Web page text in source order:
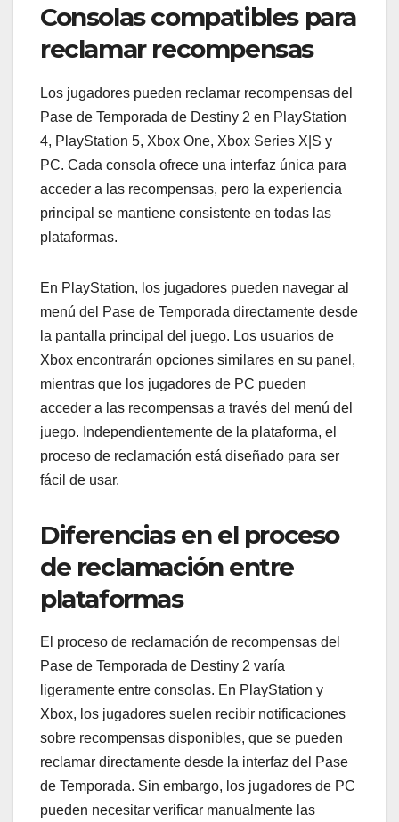
Consolas compatibles para
reclamar recompensas
Los jugadores pueden reclamar recompensas del
Pase de Temporada de Destiny 2 en PlayStation
4, PlayStation 5, Xbox One, Xbox Series X|S y
PC. Cada consola ofrece una interfaz única para
acceder a las recompensas, pero la experiencia
principal se mantiene consistente en todas las
plataformas.
En PlayStation, los jugadores pueden navegar al
menú del Pase de Temporada directamente desde
la pantalla principal del juego. Los usuarios de
Xbox encontrarán opciones similares en su panel,
mientras que los jugadores de PC pueden
acceder a las recompensas a través del menú del
juego. Independientemente de la plataforma, el
proceso de reclamación está diseñado para ser
fácil de usar.
Diferencias en el proceso
de reclamación entre
plataformas
El proceso de reclamación de recompensas del
Pase de Temporada de Destiny 2 varía
ligeramente entre consolas. En PlayStation y
Xbox, los jugadores suelen recibir notificaciones
sobre recompensas disponibles, que se pueden
reclamar directamente desde la interfaz del Pase
de Temporada. Sin embargo, los jugadores de PC
pueden necesitar verificar manualmente las